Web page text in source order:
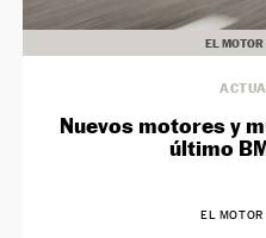
EL
Nuevos motores y
último
EL MOTOR